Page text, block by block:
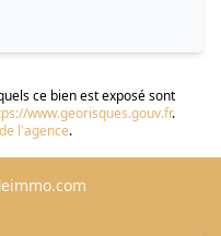
ce bien est exposé sont
www.georisques.gouv.fr.
l'agence.